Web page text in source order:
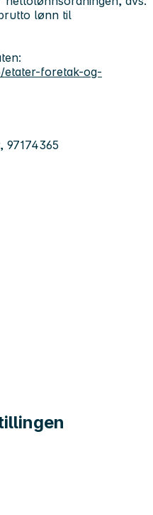
lønn til
etater-foretak-og-
97174365